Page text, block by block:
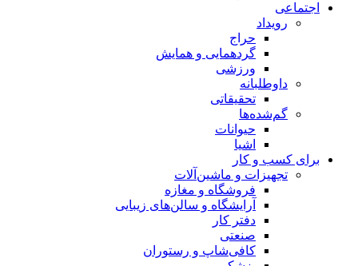
اجتماعی
رویداد
حراج
گردهمایی و همایش
ورزشی
داوطلبانه
تحقیقاتی
گم‌شده‌ها
حیوانات
اشیا
برای کسب و کار
تجهیزات و ماشین‌آلات
فروشگاه و مغازه
آرایشگاه و سالن‌های زیبایی
دفتر کار
صنعتی
کافی‌شاپ و رستوران